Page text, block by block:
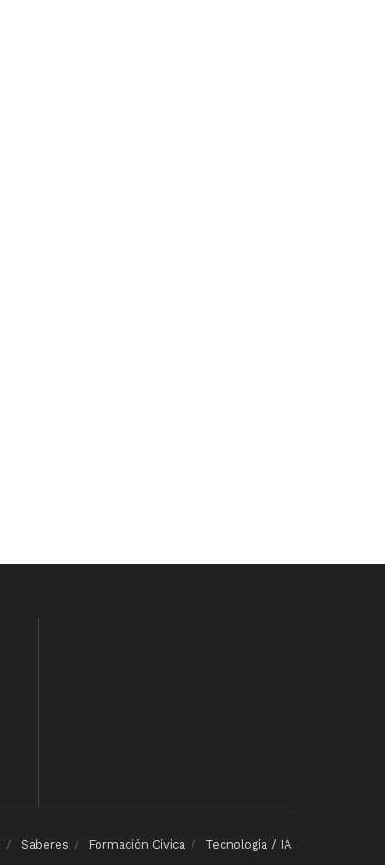
Saberes Formación Cívica Tecnología / IA